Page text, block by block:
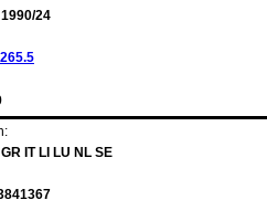
24
IT LI LU NL SE